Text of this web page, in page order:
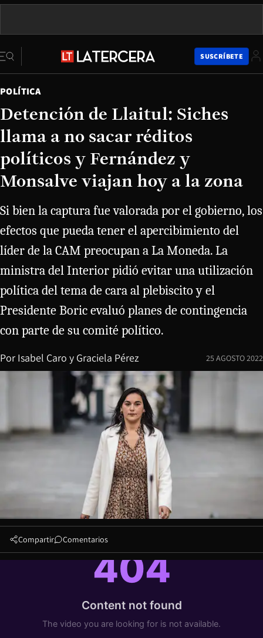
SUSCRÍBETE
POLÍTICA
Detención de Llaitul: Siches
llama a no sacar réditos
políticos y Fernández y
Monsalve viajan hoy a la zona
Si bien la captura fue valorada por el gobierno, los
efectos que pueda tener el apercibimiento del
líder de la CAM preocupan a La Moneda. La
ministra del Interior pidió evitar una utilización
política del tema de cara al plebiscito y el
Presidente Boric evaluó planes de contingencia
con parte de su comité político.
Por Isabel Caro y Graciela Pérez 25 AGOSTO 2022
Compartir Comentarios